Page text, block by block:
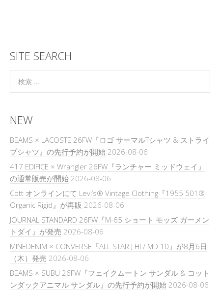
SITE SEARCH
NEW
BEAMS × LACOSTE 26FW『ロゴ サーマルTシャツ & ストライ
プシャツ』の先行予約が開始 2026-08-06
417 EDIFICE × Wrangler 26FW『ランチャー ミッドウェイ』
の通常販売が開始 2026-08-06
Cott オンラインにて Levi’s® Vintage Clothing『1955 501®
Organic Rigid』が再販 2026-08-06
JOURNAL STANDARD 26FW『M-65 ショート モッズ ガーメン
トダイ』が発売 2026-08-06
MINEDENIM × CONVERSE『ALL STAR J HI / MD 10』が8月6日
（木）発売 2026-08-06
BEAMS × SUBU 26FW『フェイクムートン サンダル & コット
ンダックアニマル サンダル』の先行予約が開始 2026-08-06